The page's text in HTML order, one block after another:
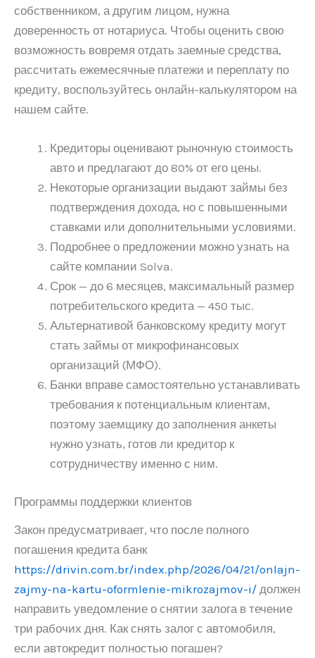
собственником, а другим лицом, нужна
доверенность от нотариуса. Чтобы оценить свою
возможность вовремя отдать заемные средства,
рассчитать ежемесячные платежи и переплату по
кредиту, воспользуйтесь онлайн-калькулятором на
нашем сайте.
Кредиторы оценивают рыночную стоимость
авто и предлагают до 80% от его цены.
Некоторые организации выдают займы без
подтверждения дохода, но с повышенными
ставками или дополнительными условиями.
Подробнее о предложении можно узнать на
сайте компании Solva.
Срок — до 6 месяцев, максимальный размер
потребительского кредита — 450 тыс.
Альтернативой банковскому кредиту могут
стать займы от микрофинансовых
организаций (МФО).
Банки вправе самостоятельно устанавливать
требования к потенциальным клиентам,
поэтому заемщику до заполнения анкеты
нужно узнать, готов ли кредитор к
сотрудничеству именно с ним.
Программы поддержки клиентов
Закон предусматривает, что после полного
погашения кредита банк
https://drivin.com.br/index.php/2026/04/21/onlajn-
zajmy-na-kartu-oformlenie-mikrozajmov-i/ должен
направить уведомление о снятии залога в течение
три рабочих дня. Как снять залог с автомобиля,
если автокредит полностью погашен?